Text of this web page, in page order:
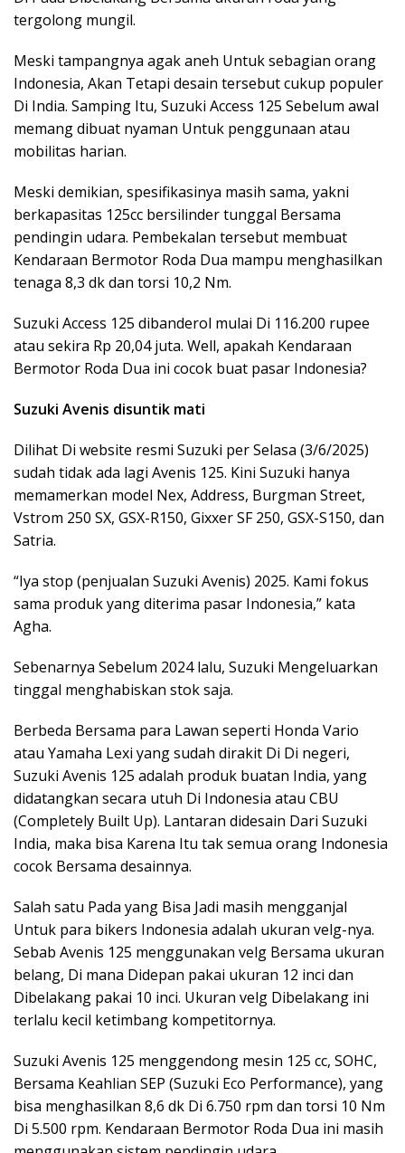
tergolong mungil.
Meski tampangnya agak aneh Untuk sebagian orang
Indonesia, Akan Tetapi desain tersebut cukup populer
Di India. Samping Itu, Suzuki Access 125 Sebelum awal
memang dibuat nyaman Untuk penggunaan atau
mobilitas harian.
Meski demikian, spesifikasinya masih sama, yakni
berkapasitas 125cc bersilinder tunggal Bersama
pendingin udara. Pembekalan tersebut membuat
Kendaraan Bermotor Roda Dua mampu menghasilkan
tenaga 8,3 dk dan torsi 10,2 Nm.
Suzuki Access 125 dibanderol mulai Di 116.200 rupee
atau sekira Rp 20,04 juta. Well, apakah Kendaraan
Bermotor Roda Dua ini cocok buat pasar Indonesia?
Suzuki Avenis disuntik mati
Dilihat Di website resmi Suzuki per Selasa (3/6/2025)
sudah tidak ada lagi Avenis 125. Kini Suzuki hanya
memamerkan model Nex, Address, Burgman Street,
Vstrom 250 SX, GSX-R150, Gixxer SF 250, GSX-S150, dan
Satria.
“Iya stop (penjualan Suzuki Avenis) 2025. Kami fokus
sama produk yang diterima pasar Indonesia,” kata
Agha.
Sebenarnya Sebelum 2024 lalu, Suzuki Mengeluarkan
tinggal menghabiskan stok saja.
Berbeda Bersama para Lawan seperti Honda Vario
atau Yamaha Lexi yang sudah dirakit Di Di negeri,
Suzuki Avenis 125 adalah produk buatan India, yang
didatangkan secara utuh Di Indonesia atau CBU
(Completely Built Up). Lantaran didesain Dari Suzuki
India, maka bisa Karena Itu tak semua orang Indonesia
cocok Bersama desainnya.
Salah satu Pada yang Bisa Jadi masih mengganjal
Untuk para bikers Indonesia adalah ukuran velg-nya.
Sebab Avenis 125 menggunakan velg Bersama ukuran
belang, Di mana Didepan pakai ukuran 12 inci dan
Dibelakang pakai 10 inci. Ukuran velg Dibelakang ini
terlalu kecil ketimbang kompetitornya.
Suzuki Avenis 125 menggendong mesin 125 cc, SOHC,
Bersama Keahlian SEP (Suzuki Eco Performance), yang
bisa menghasilkan 8,6 dk Di 6.750 rpm dan torsi 10 Nm
Di 5.500 rpm. Kendaraan Bermotor Roda Dua ini masih